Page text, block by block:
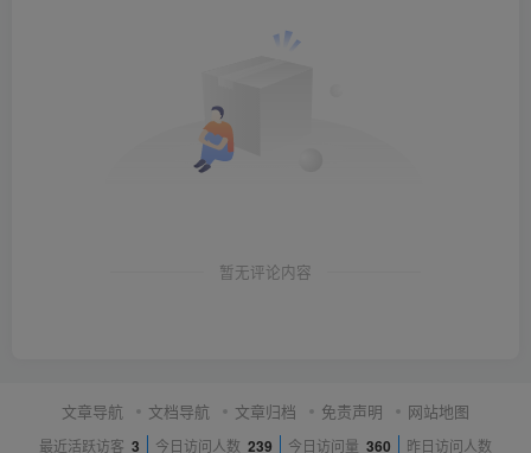
暂无评论内容
文章导航 文档导航 文章归档 免责声明 网站地图
最近活跃访客 3 今日访问人数 239 今日访问量 360 昨日访问人数